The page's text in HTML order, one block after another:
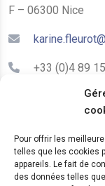
Pour offrir les
telles que les cookies
appareils. Le fait de
des données telles
F – 06300 Nice
+33 (0)4 89
LE